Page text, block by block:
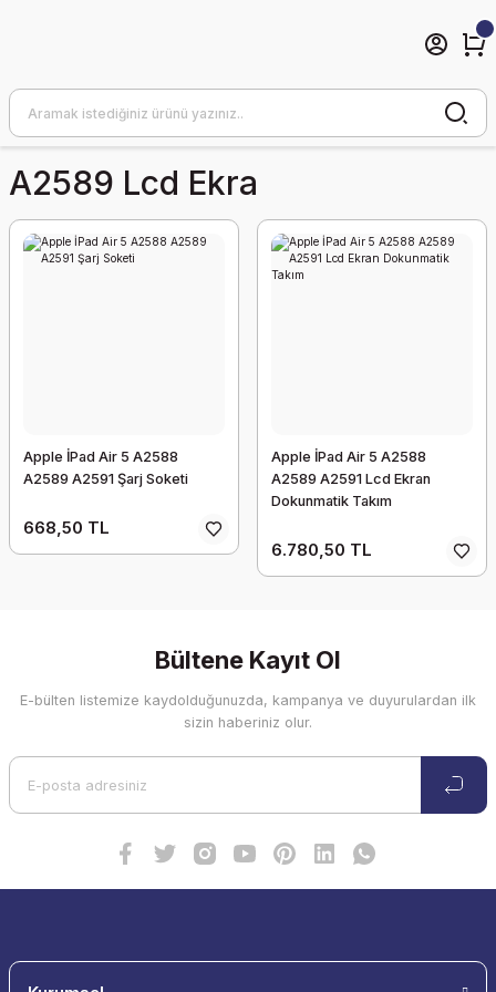
A2589 Lcd Ekra
Apple İPad Air 5 A2588
A2589 A2591 Şarj Soketi
668,50 TL
Apple İPad Air 5 A2588
A2589 A2591 Lcd Ekran
Dokunmatik Takım
6.780,50 TL
Bültene Kayıt Ol
E-bülten listemize kaydolduğunuzda, kampanya ve duyurulardan ilk
sizin haberiniz olur.